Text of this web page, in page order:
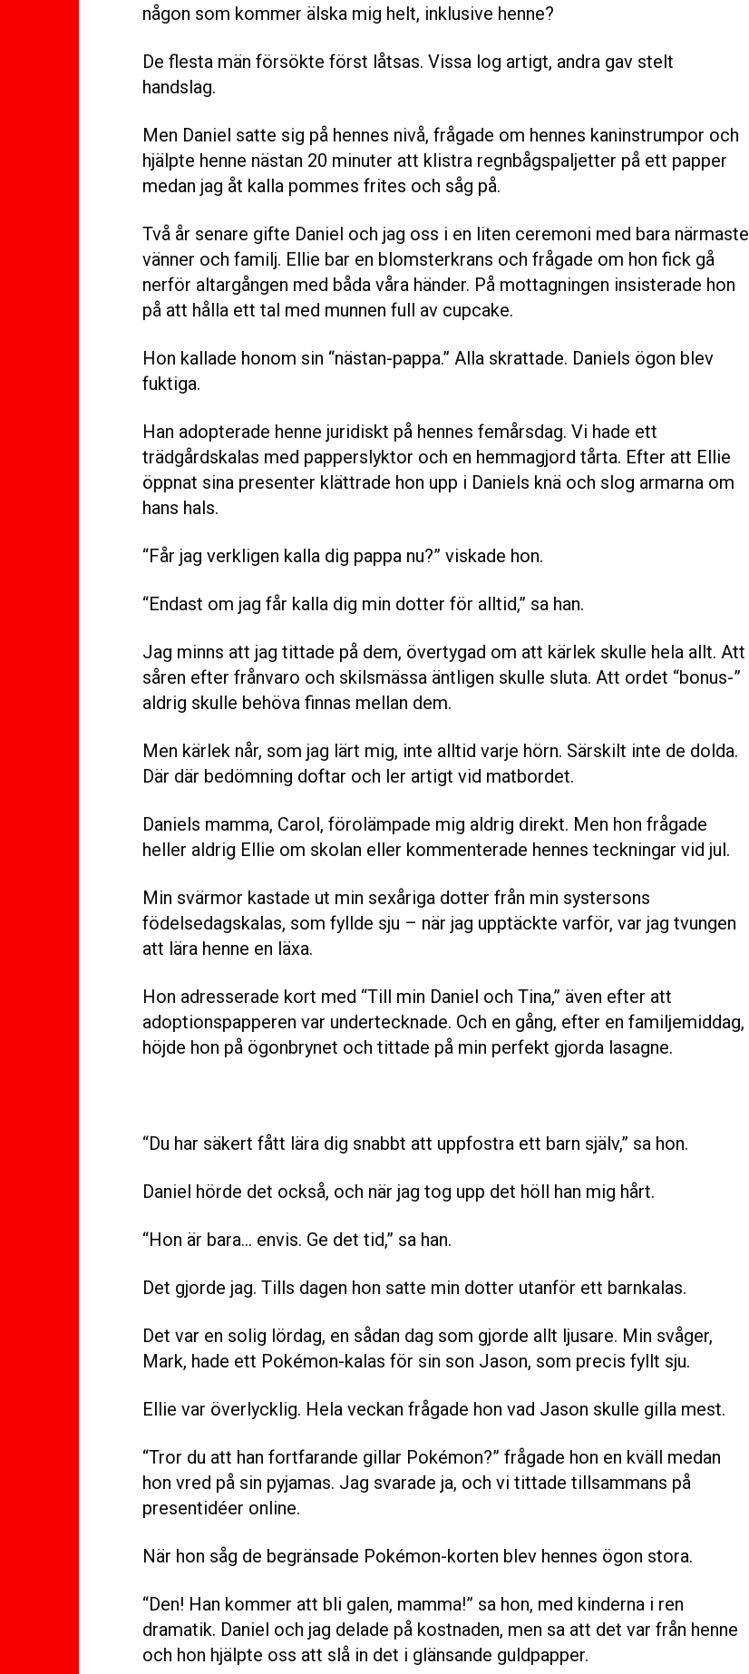
någon som kommer älska mig helt, inklusive henne?
De flesta män försökte först låtsas. Vissa log artigt, andra gav stelt
handslag.
Men Daniel satte sig på hennes nivå, frågade om hennes kaninstrumpor och
hjälpte henne nästan 20 minuter att klistra regnbågspaljetter på ett papper
medan jag åt kalla pommes frites och såg på.
Två år senare gifte Daniel och jag oss i en liten ceremoni med bara närmaste
vänner och familj. Ellie bar en blomsterkrans och frågade om hon fick gå
nerför altargången med båda våra händer. På mottagningen insisterade hon
på att hålla ett tal med munnen full av cupcake.
Hon kallade honom sin “nästan-pappa.” Alla skrattade. Daniels ögon blev
fuktiga.
Han adopterade henne juridiskt på hennes femårsdag. Vi hade ett
trädgårdskalas med papperslyktor och en hemmagjord tårta. Efter att Ellie
öppnat sina presenter klättrade hon upp i Daniels knä och slog armarna om
hans hals.
“Får jag verkligen kalla dig pappa nu?” viskade hon.
“Endast om jag får kalla dig min dotter för alltid,” sa han.
Jag minns att jag tittade på dem, övertygad om att kärlek skulle hela allt. Att
såren efter frånvaro och skilsmässa äntligen skulle sluta. Att ordet “bonus-”
aldrig skulle behöva finnas mellan dem.
Men kärlek når, som jag lärt mig, inte alltid varje hörn. Särskilt inte de dolda.
Där där bedömning doftar och ler artigt vid matbordet.
Daniels mamma, Carol, förolämpade mig aldrig direkt. Men hon frågade
heller aldrig Ellie om skolan eller kommenterade hennes teckningar vid jul.
Min svärmor kastade ut min sexåriga dotter från min systersons
födelsedagskalas, som fyllde sju – när jag upptäckte varför, var jag tvungen
att lära henne en läxa.
Hon adresserade kort med “Till min Daniel och Tina,” även efter att
adoptionspapperen var undertecknade. Och en gång, efter en familjemiddag,
höjde hon på ögonbrynet och tittade på min perfekt gjorda lasagne.
“Du har säkert fått lära dig snabbt att uppfostra ett barn själv,” sa hon.
Daniel hörde det också, och när jag tog upp det höll han mig hårt.
“Hon är bara… envis. Ge det tid,” sa han.
Det gjorde jag. Tills dagen hon satte min dotter utanför ett barnkalas.
Det var en solig lördag, en sådan dag som gjorde allt ljusare. Min svåger,
Mark, hade ett Pokémon-kalas för sin son Jason, som precis fyllt sju.
Ellie var överlycklig. Hela veckan frågade hon vad Jason skulle gilla mest.
“Tror du att han fortfarande gillar Pokémon?” frågade hon en kväll medan
hon vred på sin pyjamas. Jag svarade ja, och vi tittade tillsammans på
presentidéer online.
När hon såg de begränsade Pokémon-korten blev hennes ögon stora.
“Den! Han kommer att bli galen, mamma!” sa hon, med kinderna i ren
dramatik. Daniel och jag delade på kostnaden, men sa att det var från henne
och hon hjälpte oss att slå in det i glänsande guldpapper.